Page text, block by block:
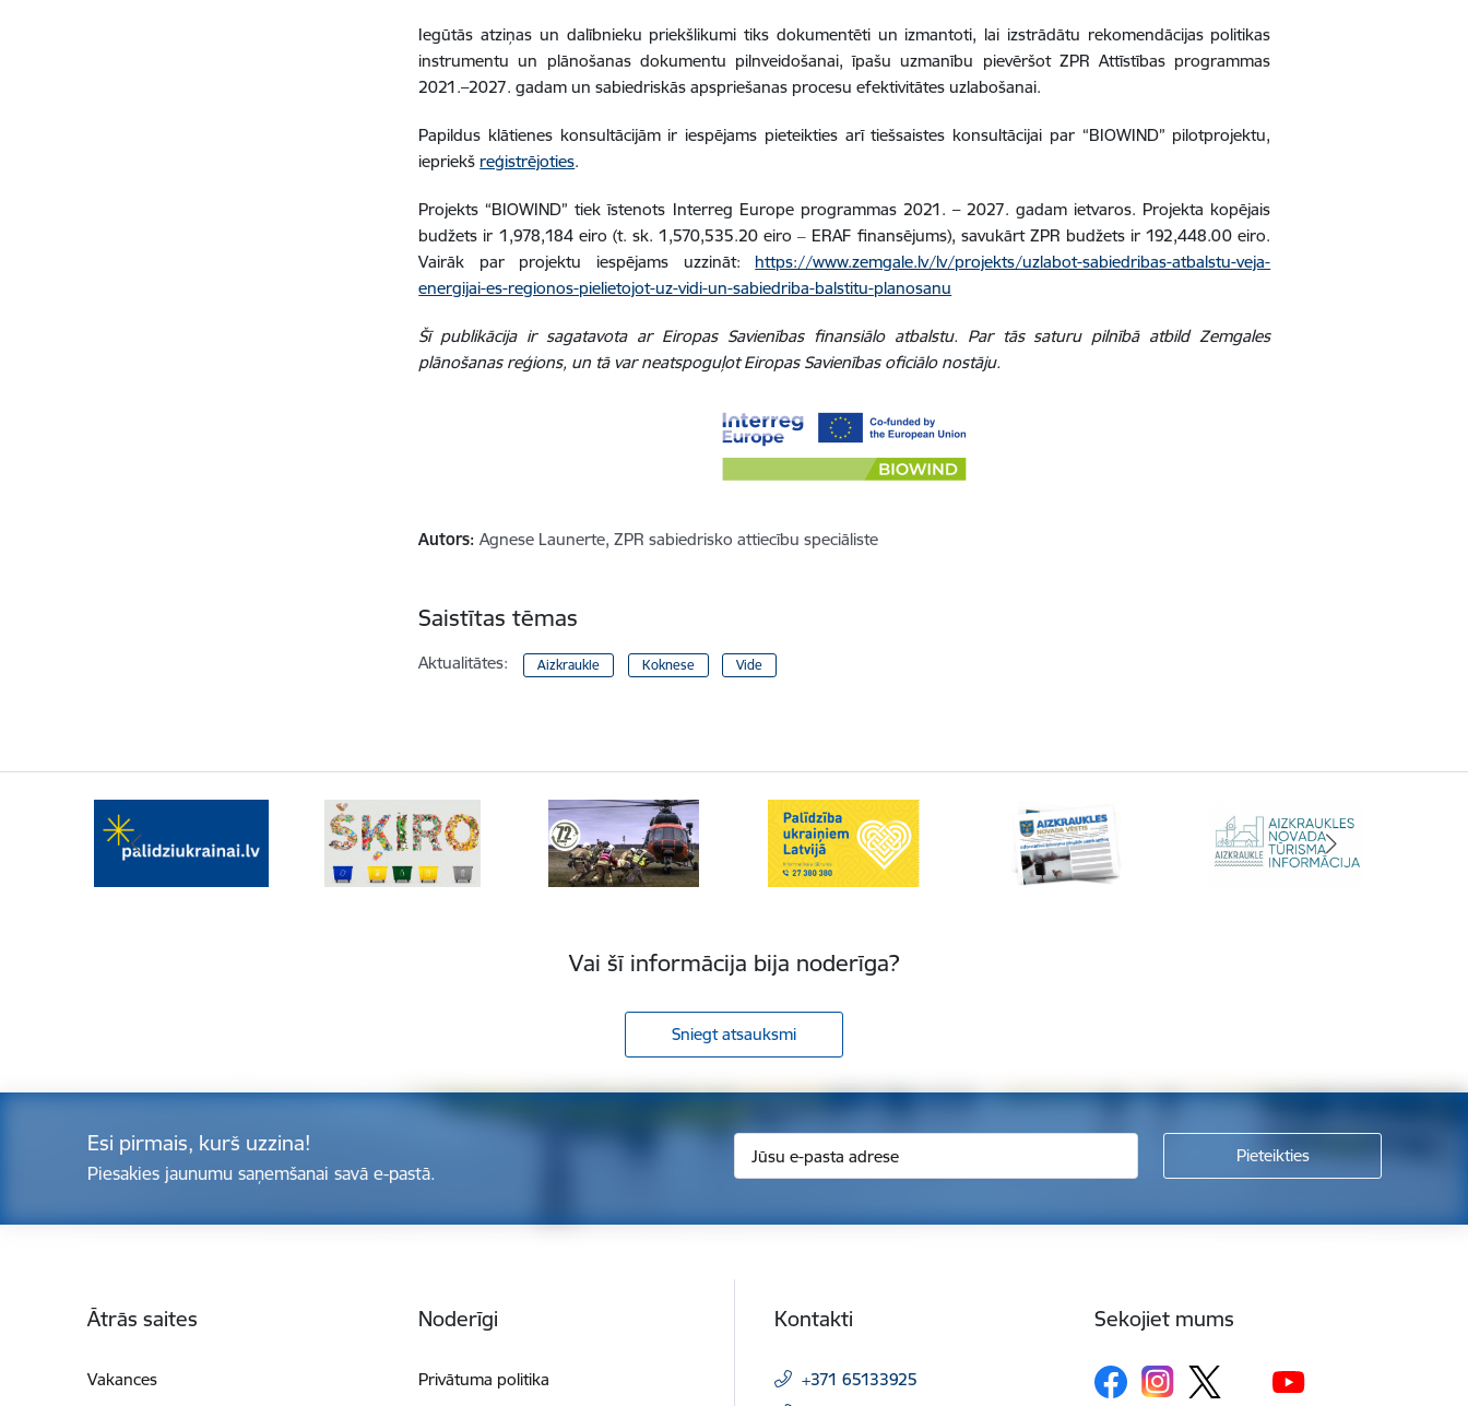
Iegūtās atziņas un dalībnieku priekšlikumi tiks dokumentēti un izmantoti, lai izstrādātu rekomendācijas politikas
instrumentu un plānošanas dokumentu pilnveidošanai, īpašu uzmanību pievēršot ZPR Attīstības programmas
2021.–2027. gadam un sabiedriskās apspriešanas procesu efektivitātes uzlabošanai.
Papildus klātienes konsultācijām ir iespējams pieteikties arī tiešsaistes konsultācijai par “BIOWIND” pilotprojektu,
iepriekš reģistrējoties.
Projekts “BIOWIND” tiek īstenots Interreg Europe programmas 2021. – 2027. gadam ietvaros. Projekta kopējais
budžets ir 1,978,184 eiro (t. sk. 1,570,535.20 eiro ‒ ERAF finansējums), savukārt ZPR budžets ir 192,448.00 eiro.
Vairāk par projektu iespējams uzzināt: https://www.zemgale.lv/lv/projekts/uzlabot-sabiedribas-atbalstu-veja-
energijai-es-regionos-pielietojot-uz-vidi-un-sabiedriba-balstitu-planosanu
Šī publikācija ir sagatavota ar Eiropas Savienības finansiālo atbalstu. Par tās saturu pilnībā atbild Zemgales
plānošanas reģions, un tā var neatspoguļot Eiropas Savienības oficiālo nostāju.
Autors: Agnese Launerte, ZPR sabiedrisko attiecību speciāliste
Saistītas tēmas
Aktualitātes: Aizkraukle Koknese Vide
Vai šī informācija bija noderīga?
Sniegt atsauksmi
Esi pirmais, kurš uzzina!
Piesakies jaunumu saņemšanai savā e-pastā.
Ātrās saites
Vakances
Noderīgi
Privātuma politika
Kontakti
+371 65133925
Sekojiet mums